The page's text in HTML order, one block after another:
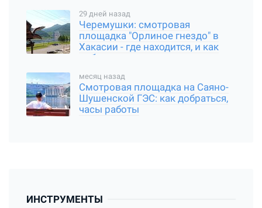
29 дней назад
Черемушки: смотровая
площадка "Орлиное гнездо" в
Хакасии - где находится, и как
добраться
месяц назад
Смотровая площадка на Саяно-
Шушенской ГЭС: как добраться,
часы работы
ИНСТРУМЕНТЫ